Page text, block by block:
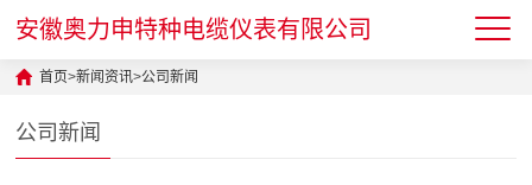
安徽奥力申特种电缆仪表有限公司
首页>新闻资讯>公司新闻
公司新闻